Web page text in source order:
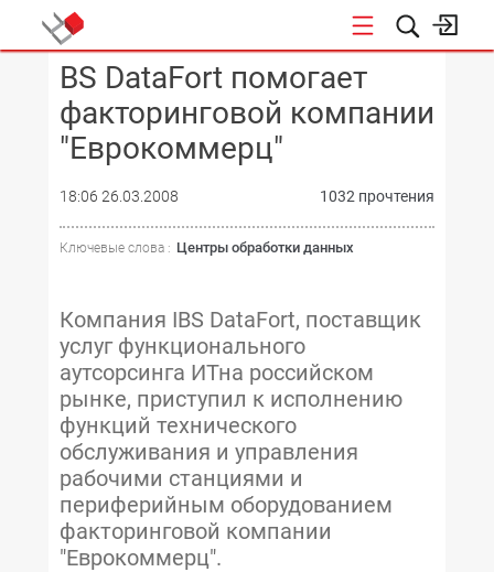
КОНФЕРЕНЦИИ
BS DataFort помогает
факторинговой компании
"Еврокоммерц"
18:06 26.03.2008 1032 прочтения
Ключевые слова : Центры обработки данных
Компания IBS DataFort, поставщик
услуг функционального
аутсорсинга ИТна российском
рынке, приступил к исполнению
функций технического
обслуживания и управления
рабочими станциями и
периферийным оборудованием
факторинговой компании
"Еврокоммерц".